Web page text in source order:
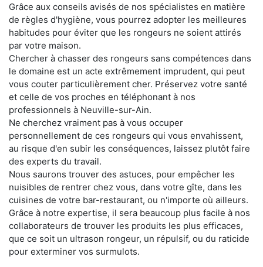
Grâce aux conseils avisés de nos spécialistes en matière
de règles d'hygiène, vous pourrez adopter les meilleures
habitudes pour éviter que les rongeurs ne soient attirés
par votre maison.
Chercher à chasser des rongeurs sans compétences dans
le domaine est un acte extrêmement imprudent, qui peut
vous couter particulièrement cher. Préservez votre santé
et celle de vos proches en téléphonant à nos
professionnels à Neuville-sur-Ain.
Ne cherchez vraiment pas à vous occuper
personnellement de ces rongeurs qui vous envahissent,
au risque d'en subir les conséquences, laissez plutôt faire
des experts du travail.
Nous saurons trouver des astuces, pour empêcher les
nuisibles de rentrer chez vous, dans votre gîte, dans les
cuisines de votre bar-restaurant, ou n'importe où ailleurs.
Grâce à notre expertise, il sera beaucoup plus facile à nos
collaborateurs de trouver les produits les plus efficaces,
que ce soit un ultrason rongeur, un répulsif, ou du raticide
pour exterminer vos surmulots.